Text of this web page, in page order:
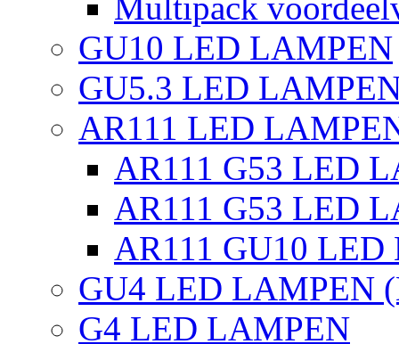
GU10 LED LAMPEN
GU5.3 LED
AR111 LED
AR111 G53 LED
AR111 G53 LED
AR111 GU10
GU4 LED LAMPEN
G4 LED LAMPEN